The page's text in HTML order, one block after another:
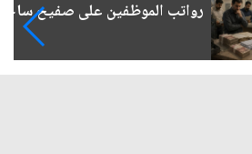
على صفيح ساخن